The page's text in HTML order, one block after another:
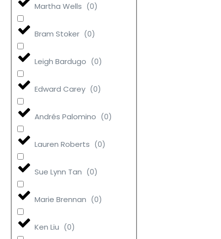
Martha Wells (0)
Bram Stoker (0)
Leigh Bardugo (0)
Edward Carey (0)
Andrés Palomino (0)
Lauren Roberts (0)
Sue Lynn Tan (0)
Marie Brennan (0)
Ken Liu (0)